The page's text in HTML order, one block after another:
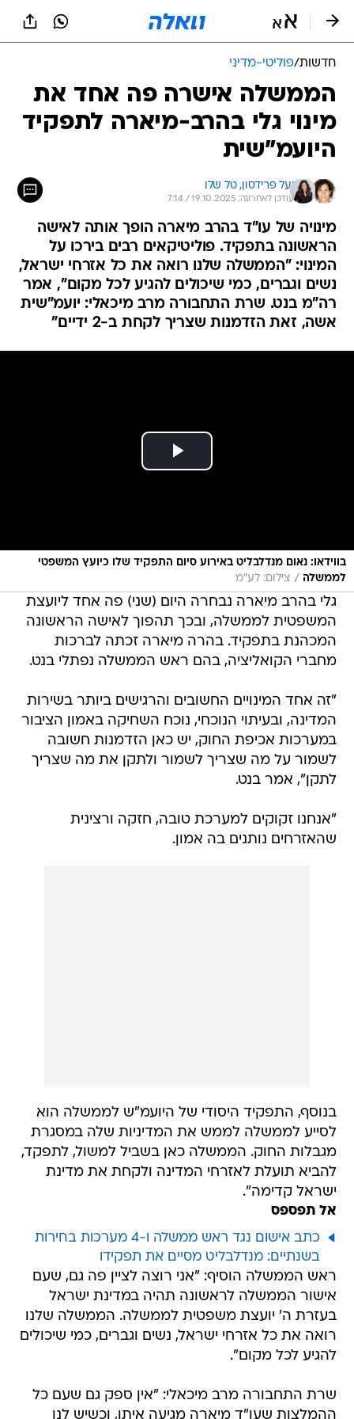
חדשות/פוליטי-מדיני
הממשלה אישרה פה אחד את
מינוי גלי בהרב-מיארה לתפקיד
היועמ"שית
יעל פרידסון, טל שלו
עודכן לאחרונה: 19.10.2025 / 7:14
מינויה של עו"ד בהרב מיארה הופך אותה לאישה
הראשונה בתפקיד. פוליטיקאים רבים בירכו על
המינוי: "הממשלה שלנו רואה את כל אזרחי ישראל,
נשים וגברים, כמי שיכולים להגיע לכל מקום", אמר
רה"מ בנט. שרת התחבורה מרב מיכאלי: יועמ"שית
אשה, זאת הזדמנות שצריך לקחת ב-2 ידיים"
בווידאו: נאום מנדלבליט באירוע סיום התפקיד שלו כיועץ המשפטי
לממשלה / צילום: לע"מ
גלי בהרב מיארה נבחרה היום (שני) פה אחד ליועצת
המשפטית לממשלה, ובכך תהפוך לאישה הראשונה
המכהנת בתפקיד. בהרה מיארה זכתה לברכות
מחברי הקואליציה, בהם ראש הממשלה נפתלי בנט.
"זה אחד המינויים החשובים והרגישים ביותר בשירות
המדינה, ובעיתוי הנוכחי, נוכח השחיקה באמון הציבור
במערכות אכיפת החוק, יש כאן הזדמנות חשובה
לשמור על מה שצריך לשמור ולתקן את מה שצריך
לתקן", אמר בנט.
"אנחנו זקוקים למערכת טובה, חזקה ורצינית
שהאזרחים נותנים בה אמון.
בנוסף, התפקיד היסודי של היועמ"ש לממשלה הוא
לסייע לממשלה לממש את המדיניות שלה במסגרת
מגבלות החוק. הממשלה כאן בשביל למשול, לתפקד,
להביא תועלת לאזרחי המדינה ולקחת את מדינת
ישראל קדימה".
אל תפספס
כתב אישום נגד ראש ממשלה ו-4 מערכות בחירות
בשנתיים: מנדלבליט מסיים את תפקידו
ראש הממשלה הוסיף: "אני רוצה לציין פה גם, שעם
אישור הממשלה לראשונה תהיה במדינת ישראל
בעזרת ה' יועצת משפטית לממשלה. הממשלה שלנו
רואה את כל אזרחי ישראל, נשים וגברים, כמי שיכולים
להגיע לכל מקום".
שרת התחבורה מרב מיכאלי: "אין ספק גם שעם כל
ההמלצות שעו"ד מיארה מגיעה איתן, וכשיש לנו